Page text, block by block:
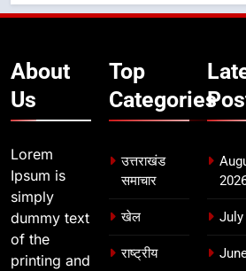
About
Us
Lorem
Ipsum is
simply
dummy text
of the
printing and
Top
Categories
उत्तराखंड
समाचार
खेल
राष्ट्रीय
July